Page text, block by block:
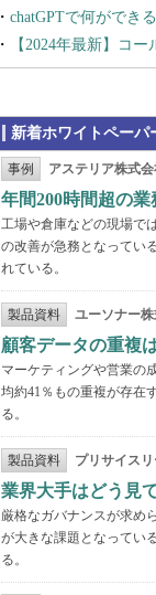
chatGPTで何ができ
【2024年最新】コ
新着ホワイトペーパ
事例 アステリア株式
年間200時間超の
工場や倉庫などの現場で
の改善が急務となってい
れている。
製品資料 ユーソナー
顧客データの重複
マーケティングや営業の
均約41％もの重複が存在
る。
製品資料 プリサイス
業界大手はどう見
厳格なガバナンスが求め
が大きな課題となってい
る。